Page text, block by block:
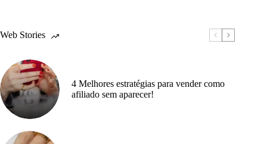
Web Stories
4 Melhores estratégias para vender como
afiliado sem aparecer!